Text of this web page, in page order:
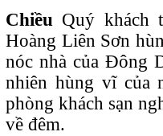
Chiều Quý khách
Hoàng Liên Sơn
nóc nhà của Đông
nhiên hùng vĩ của
phòng khách sạn
về đêm.